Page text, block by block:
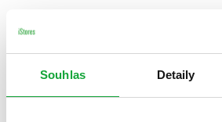
Souhlas Detaily